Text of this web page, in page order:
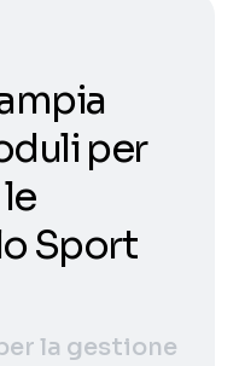
per
Sport
la gestione